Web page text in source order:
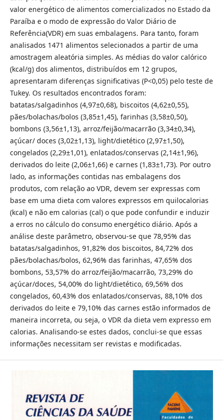
valor energético de alimentos comercializados no Estado da
Paraíba e o modo de expressão do Valor Diário de
Referência(VDR) em suas embalagens. Para tanto, foram
analisados 1471 alimentos selecionados a partir de uma
amostragem aleatória simples. As médias do valor calórico
(kcal/g) dos alimentos, distribuídos em 12 grupos,
apresentaram diferenças significativas (P<0,05) pelo teste de
Tukey. Os resultados encontrados foram:
batatas/salgadinhos (4,97±0,68), biscoitos (4,62±0,55),
pães/bolachas/bolos (3,85±1,45), farinhas (3,58±0,50),
bombons (3,56±1,13), arroz/feijão/macarrão (3,34±0,34),
açúcar/ doces (3,02±1,13), light/dietético (2,97±1,50),
congelados (2,29±1,01), enlatados/conservas (2,14±1,96),
derivados do leite (2,06±1,66) e carnes (1,83±1,73). Por outro
lado, as informações contidas nas embalagens dos
produtos, com relação ao VDR, devem ser expressas com
base em uma dieta com valores expressos em quilocalorias
(kcal) e não em calorias (cal) o que pode confundir e induzir
a erros no cálculo do consumo energético diário. Após a
análise deste parâmetro, observou-se que 78,95% das
batatas/salgadinhos, 91,82% dos biscoitos, 84,72% dos
pães/bolachas/bolos, 62,96% das farinhas, 47,65% dos
bombons, 53,57% do arroz/feijão/macarrão, 73,29% do
açúcar/doces, 54,00% do light/dietético, 69,56% dos
congelados, 60,43% dos enlatados/conservas, 88,10% dos
derivados do leite e 79,10% das carnes estão informados de
maneira incorreta, ou seja, o VDR da dieta vem expresso em
calorias. Analisando-se estes dados, conclui-se que essas
informações necessitam ser revistas e modificadas.